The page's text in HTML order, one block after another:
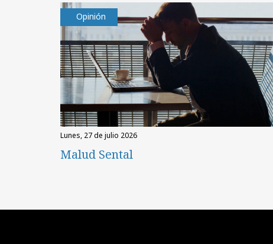
Opinión
lunes, 27 de julio 2026
Malud Sental